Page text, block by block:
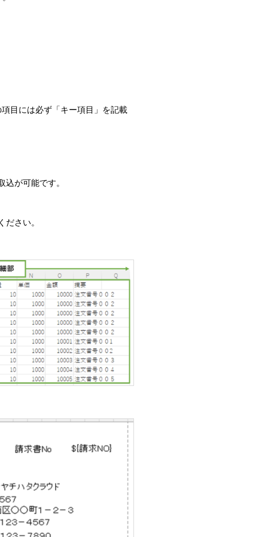
目には必ず「キー項目」を記載
が可能です。
さい。